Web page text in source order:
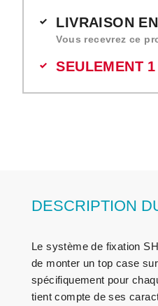
LIVRAISON
Vous recevrez ce
SEULEMENT
DESCRIPTION
Le système de fixation
de monter un top case
spécifiquement pour
tient compte de ses